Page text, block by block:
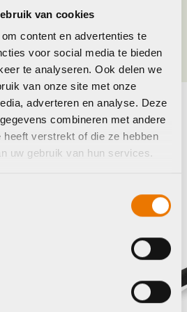
van cookies
content en advertenties te
voor social media te bieden
te analyseren. Ook delen we
van onze site met onze
adverteren en analyse. Deze
combineren met andere
heeft verstrekt of die ze hebben
uw gebruik van hun services.
compleet